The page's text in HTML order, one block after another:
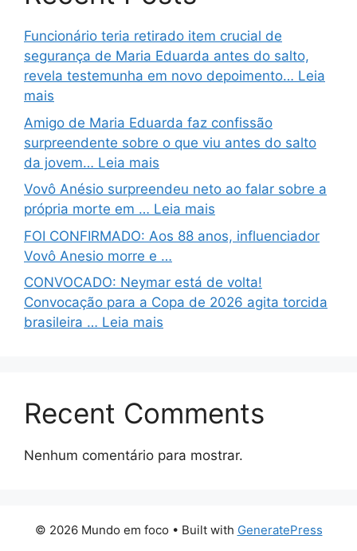
Funcionário teria retirado item crucial de
segurança de Maria Eduarda antes do salto,
revela testemunha em novo depoimento… Leia
mais
Amigo de Maria Eduarda faz confissão
surpreendente sobre o que viu antes do salto
da jovem… Leia mais
Vovô Anésio surpreendeu neto ao falar sobre a
própria morte em … Leia mais
FOI CONFIRMADO: Aos 88 anos, influenciador
Vovô Anesio morre e …
CONVOCADO: Neymar está de volta!
Convocação para a Copa de 2026 agita torcida
brasileira … Leia mais
Recent Comments
Nenhum comentário para mostrar.
© 2026 Mundo em foco • Built with GeneratePress